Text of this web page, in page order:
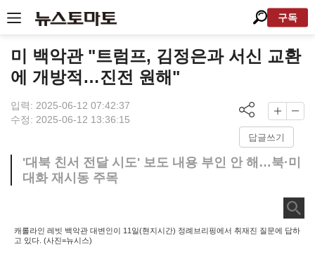
구독
미 백악관 "트럼프, 김정은과 서신 교환
에 개방적…진전 원해"
입력: 2025-06-12 07:42:37
수정: 2025-06-12 13:36:15
답글쓰기
'대북 친서 전달 시도' 보도 내용 부인 안 해…북·미
대화 재시동 주목
캐롤라인 레빗 백악관 대변인이 11일(현지시간) 정례브리핑에서 취재진 질문에 답하
고 있다. (사진=뉴시스)